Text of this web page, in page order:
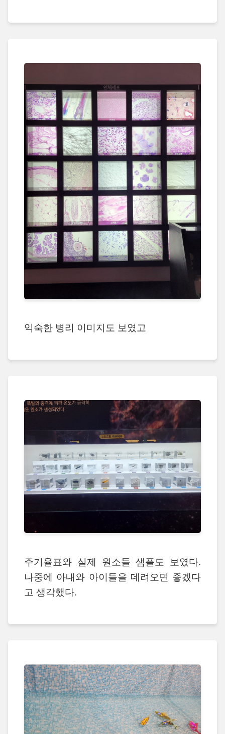
익숙한 병리 이미지도 보였고
주기율표와 실제 원소들 샘플도 보였다.
나중에 아내와 아이들을 데려오면 좋겠다
고 생각했다.